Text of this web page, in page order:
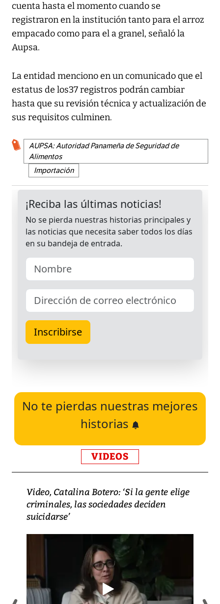
cuenta hasta el momento cuando se
registraron en la institución tanto para el arroz
empacado como para el a granel, señaló la
Aupsa.
La entidad menciono en un comunicado que el
estatus de los37 registros podrán cambiar
hasta que su revisión técnica y actualización de
sus requisitos culminen.
AUPSA: Autoridad Panameña de Seguridad de
Alimentos
Importación
No te pierdas nuestras mejores
historias
VIDEOS
Video, Catalina Botero: ‘Si la gente elige
criminales, las sociedades deciden
suicidarse’